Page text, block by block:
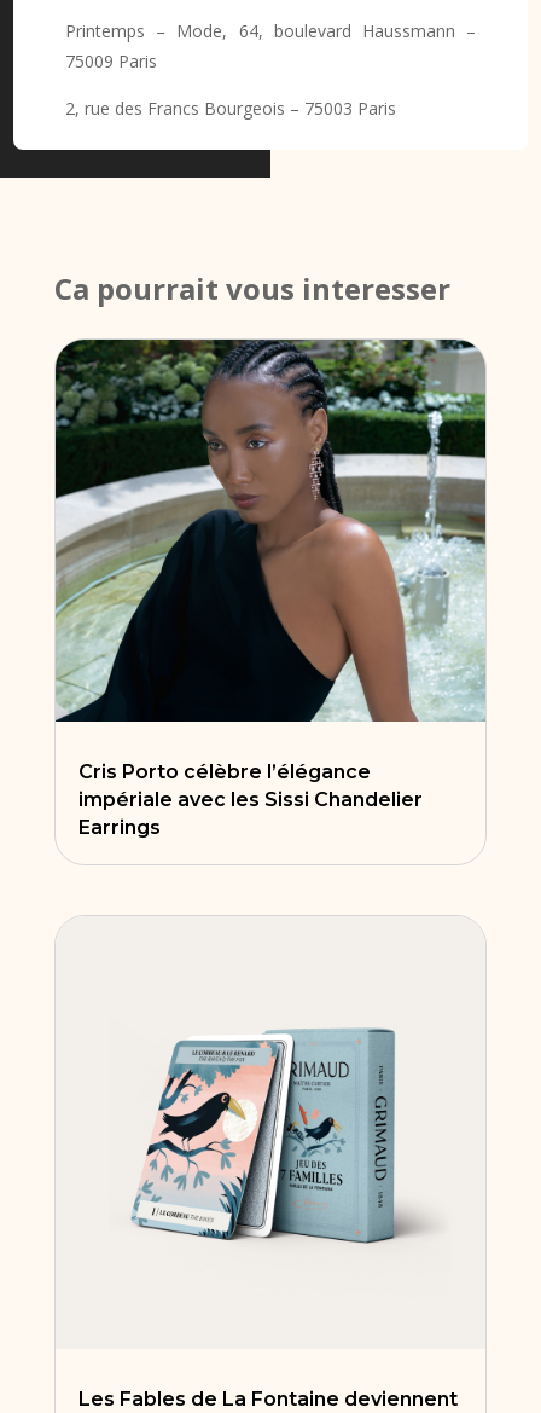
Printemps – Mode, 64, boulevard Haussmann –
75009 Paris
2, rue des Francs Bourgeois – 75003 Paris
Ca pourrait vous interesser
Cris Porto célèbre l’élégance
impériale avec les Sissi Chandelier
Earrings
Les Fables de La Fontaine deviennent